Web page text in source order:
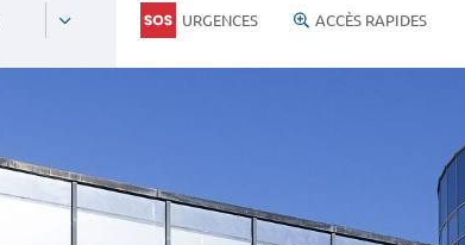
URGENCES ACCÈS RAPIDES